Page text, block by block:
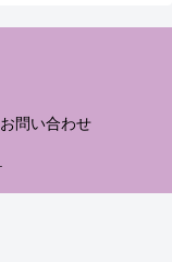
お問い合わせ